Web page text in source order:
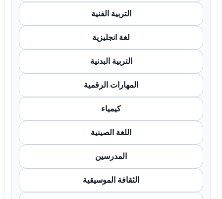
التربية الفنية
لغة انجليزية
التربية البدنية
المهارات الرقمية
كيمياء
اللغة الصينية
المدرسين
الثقافة الموسيقية